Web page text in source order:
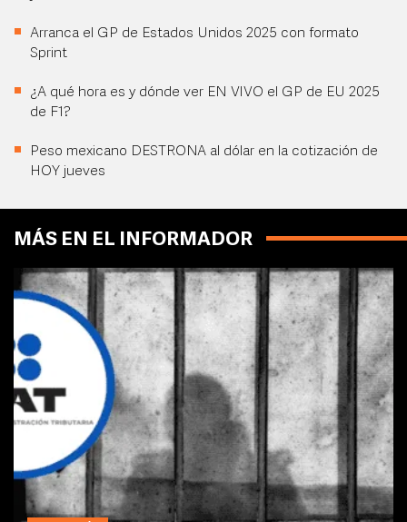
Arranca el GP de Estados Unidos 2025 con formato
Sprint
¿A qué hora es y dónde ver EN VIVO el GP de EU 2025
de F1?
Peso mexicano DESTRONA al dólar en la cotización de
HOY jueves
MÁS EN EL INFORMADOR